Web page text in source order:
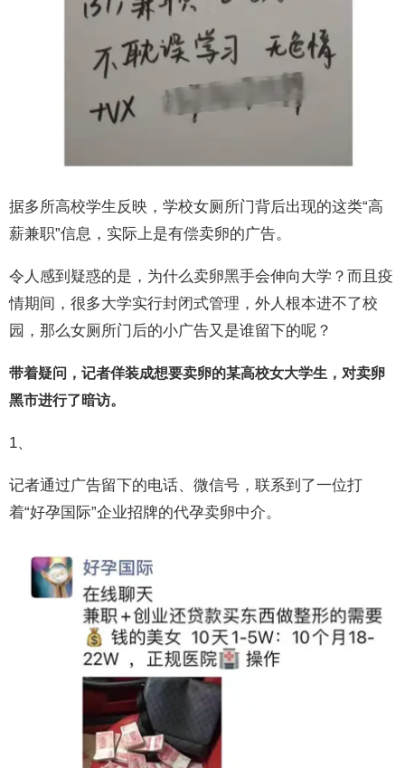
据多所高校学生反映，学校女厕所门背后出现的这类“高
薪兼职”信息，实际上是有偿卖卵的广告。
令人感到疑惑的是，为什么卖卵黑手会伸向大学？而且疫
情期间，很多大学实行封闭式管理，外人根本进不了校
园，那么女厕所门后的小广告又是谁留下的呢？
带着疑问，记者佯装成想要卖卵的某高校女大学生，对卖卵
黑市进行了暗访。
1、
记者通过广告留下的电话、微信号，联系到了一位打
着“好孕国际”企业招牌的代孕卖卵中介。